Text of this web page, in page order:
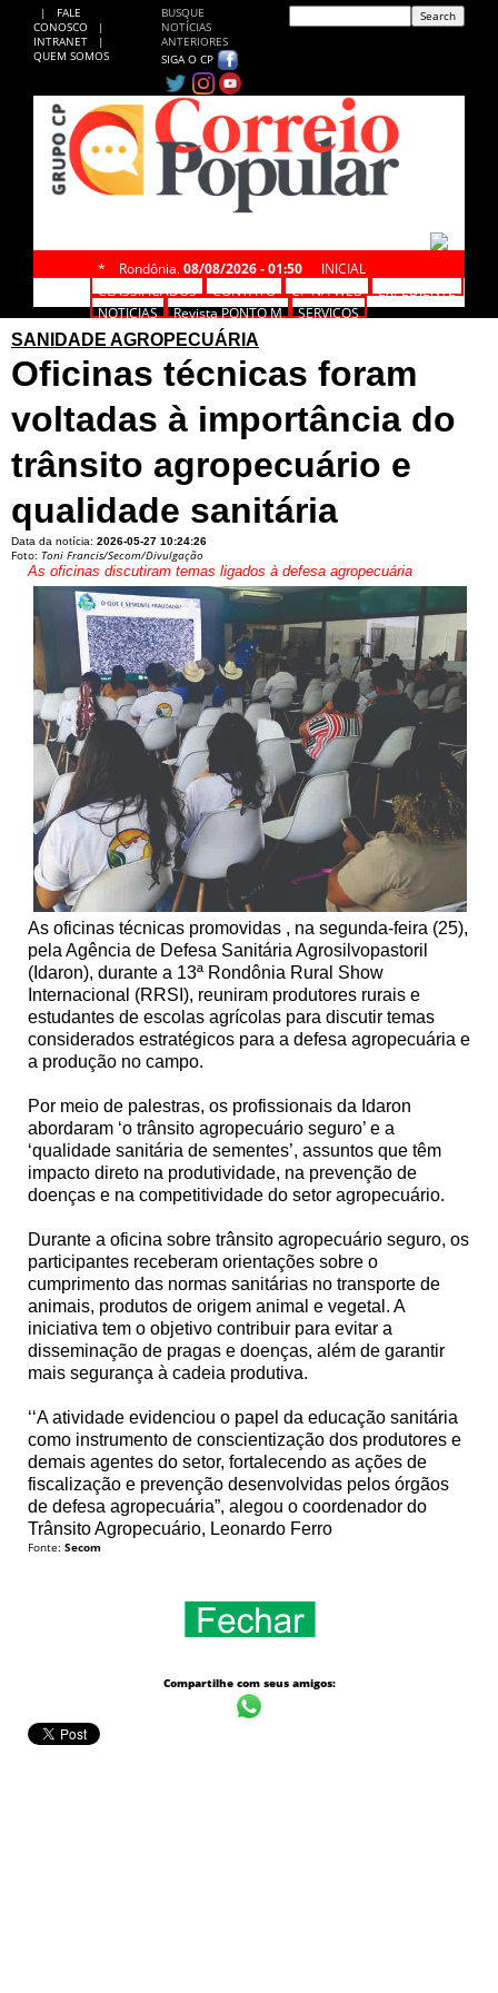
|
FALE
CONOSCO
|
INTRANET
|
QUEM SOMOS
BUSQUE
NOTÍCIAS
ANTERIORES
SIGA O CP
* Rondônia, 08/08/2026 - 01:50
INICIAL
CLASSIFICADOS
CONTATO CP NA WEB
EXPEDIENTE
NOTÍCIAS
Revista PONTO M
SERVIÇOS
SANIDADE AGROPECUÁRIA
Oficinas técnicas foram
voltadas à importância do
trânsito agropecuário e
qualidade sanitária
Data da notícia: 2026-05-27 10:24:26
Foto: Toni Francis/Secom/Divulgação
As oficinas discutiram temas ligados à defesa agropecuária
As oficinas técnicas promovidas , na segunda-feira (25),
pela Agência de Defesa Sanitária Agrosilvopastoril
(Idaron), durante a 13ª Rondônia Rural Show
Internacional (RRSI), reuniram produtores rurais e
estudantes de escolas agrícolas para discutir temas
considerados estratégicos para a defesa agropecuária e
a produção no campo.
Por meio de palestras, os profissionais da Idaron
abordaram ‘o trânsito agropecuário seguro’ e a
‘qualidade sanitária de sementes’, assuntos que têm
impacto direto na produtividade, na prevenção de
doenças e na competitividade do setor agropecuário.
Durante a oficina sobre trânsito agropecuário seguro, os
participantes receberam orientações sobre o
cumprimento das normas sanitárias no transporte de
animais, produtos de origem animal e vegetal. A
iniciativa tem o objetivo contribuir para evitar a
disseminação de pragas e doenças, além de garantir
mais segurança à cadeia produtiva.
‘‘A atividade evidenciou o papel da educação sanitária
como instrumento de conscientização dos produtores e
demais agentes do setor, fortalecendo as ações de
fiscalização e prevenção desenvolvidas pelos órgãos
de defesa agropecuária”, alegou o coordenador do
Trânsito Agropecuário, Leonardo Ferro
Fonte: Secom
Compartilhe com seus amigos: